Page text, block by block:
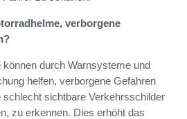
verborgene
durch Warnsysteme und
helfen, verborgene Gefahren
sichtbare Verkehrsschilder
zu erkennen. Dies erhöht das